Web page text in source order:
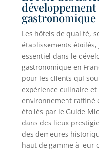
gastronomique
Les hôtels de qualité,
établissements
essentiel dans le
gastronomique en
pour les clients qui
expérience culinaire
environnement raffiné
étoilés par le Guide
dans des lieux
des demeures
haut de gamme à leur